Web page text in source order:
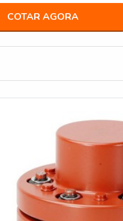
COTAR AGORA